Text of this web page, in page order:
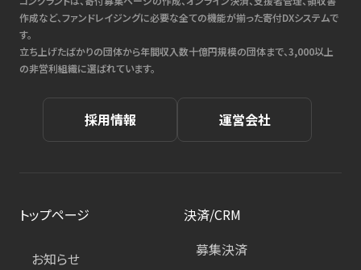
作成など、ファンドレイジングに必要な全ての機能が揃った寄付DXシステムで
す。
立ち上げたばかりの団体から年間収入数十億円規模の団体まで、3,000以上
の非営利組織に選ばれています。
採用情報 運営会社
トップページ
お知らせ
決済/CRM
募集決済